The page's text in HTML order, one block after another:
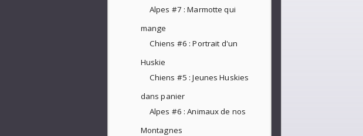
Alpes #7 : Marmotte qui
mange
Chiens #6 : Portrait d'un
Huskie
Chiens #5 : Jeunes Huskies
dans panier
Alpes #6 : Animaux de nos
Montagnes